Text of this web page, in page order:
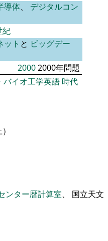
導体、 デジタルコン
紀
ット と ビッグデー
20002000年問題
バイオ工学英語 時代
ンター暦計算室、 国立天文